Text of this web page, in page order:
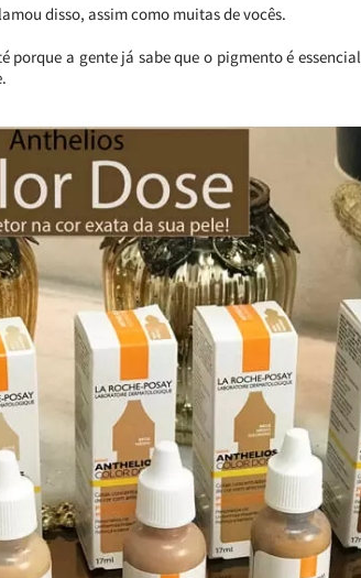
disso, assim como muitas de vocês.
porque a gente já sabe que o pigmento é